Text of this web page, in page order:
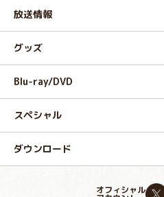
放送情報
グッズ
Blu-ray/DVD
スペシャル
ダウンロード
オフィシャル